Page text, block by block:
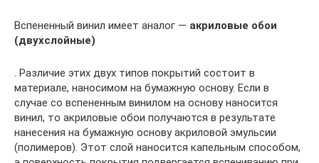
Вспененный винил имеет аналог — акриловые обои
(двухслойные)
. Различие этих двух типов покрытий состоит в
материале, наносимом на бумажную основу. Если в
случае со вспененным винилом на основу наносится
винил, то акриловые обои получаются в результате
нанесения на бумажную основу акриловой эмульсии
(полимеров). Этот слой наносится капельным способом,